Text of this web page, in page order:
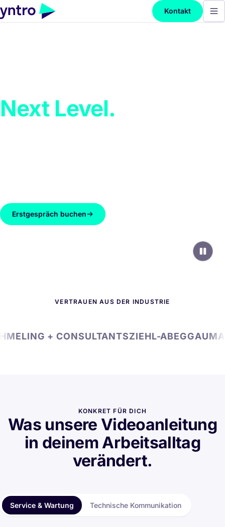
Kontakt
Next Level.
Erstgespräch buchen
VERTRAUEN AUS DER INDUSTRIE
+ CONSULTANTSZIEHL-ABEGGAUMA
KONKRET FÜR DICH
Was unsere Videoanleitung
in deinem Arbeitsalltag
verändert.
Service & Wartung Technische Kommunikation